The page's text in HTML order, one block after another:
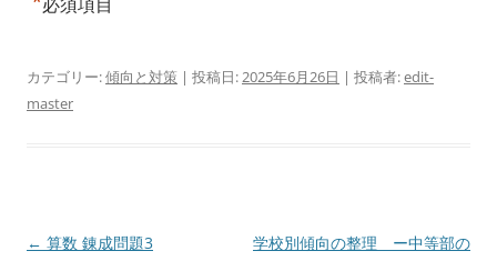
必須項目
カテゴリー:傾向と対策 | 投稿日:2025年6月26日 | 投稿者:edit-
master
投
← 算数 錬成問題3
学校別傾向の整理 ー中等部の